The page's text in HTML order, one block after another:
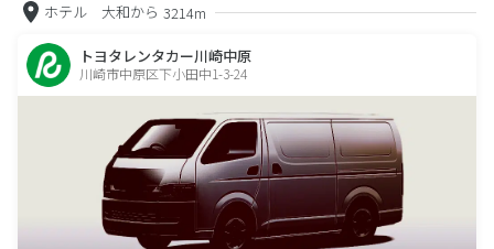
ホテル 大和から 3214m
トヨタレンタカー川崎中原
川崎市中原区下小田中1-3-24